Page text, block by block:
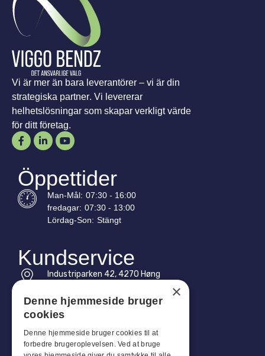
Vi är mer än bara leverantörer – vi är din
strategiska partner. Vi levererar
helhetslösningar som skapar verkligt värde
för ditt företag.
Öppettider
Man-Mål: 07:30 - 16:00
fredagar: 07:30 - 13:00
Lördag-Son: Stängt
Kundservice
Industriparken 42, 4270 Høng
Tel: +45 4396 4122
E-post: vb@viggobendz.dk
×
Denne hjemmeside bruger
cookies
Denne hjemmeside bruger cookies til at
forbedre brugeroplevelsen. Ved at bruge